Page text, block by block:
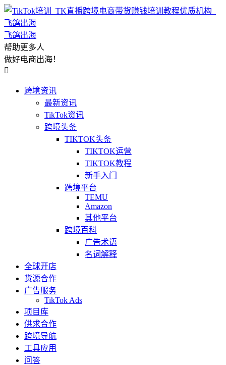
飞鸽出海
帮助更多人
做好电商出海！

跨境资讯
最新资讯
TikTok资讯
跨境头条
TIKTOK头条
TIKTOK运营
TIKTOK教程
新手入门
跨境平台
TEMU
Amazon
其他平台
跨境百科
广告术语
名词解释
全球开店
货源合作
广告服务
TikTok Ads
项目库
供求合作
跨境导航
工具应用
问答